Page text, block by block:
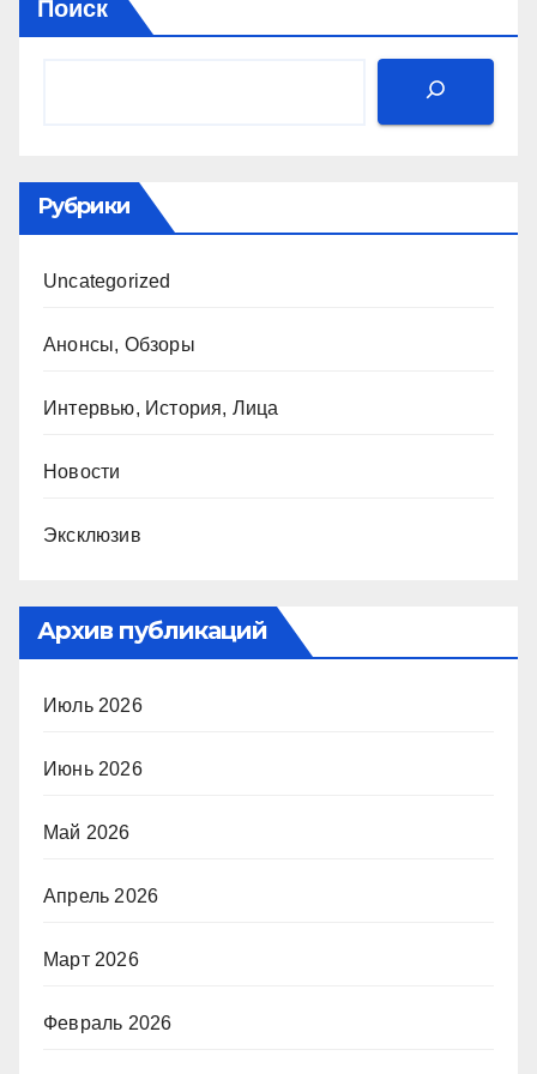
Поиск
Рубрики
Uncategorized
Анонсы, Обзоры
Интервью, История, Лица
Новости
Эксклюзив
Архив публикаций
Июль 2026
Июнь 2026
Май 2026
Апрель 2026
Март 2026
Февраль 2026